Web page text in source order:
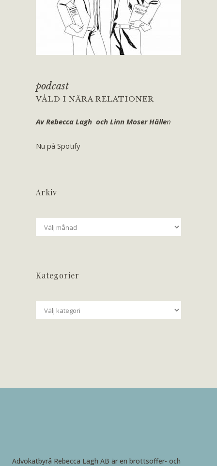
podcast
VÅLD I NÄRA RELATIONER
Av Rebecca Lagh och Linn Moser Hällen
Nu på Spotify
Arkiv
Arkiv
Kategorier
Kategorier
Advokatbyrå Rebecca Lagh AB är en brottsoffer- och